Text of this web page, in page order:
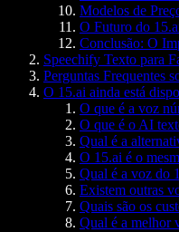
Modelos de
O Futuro do
Conclusão: O
Speechify Texto para
Perguntas Frequentes
O 15.ai ainda está
O que é a voz
O que é o AI
Qual é a
O 15.ai é o
Qual é a voz do
Existem outras
Quais são os
Qual é a melhor